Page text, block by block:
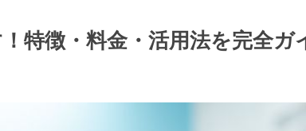
特徴・料金・活用法を完全ガ